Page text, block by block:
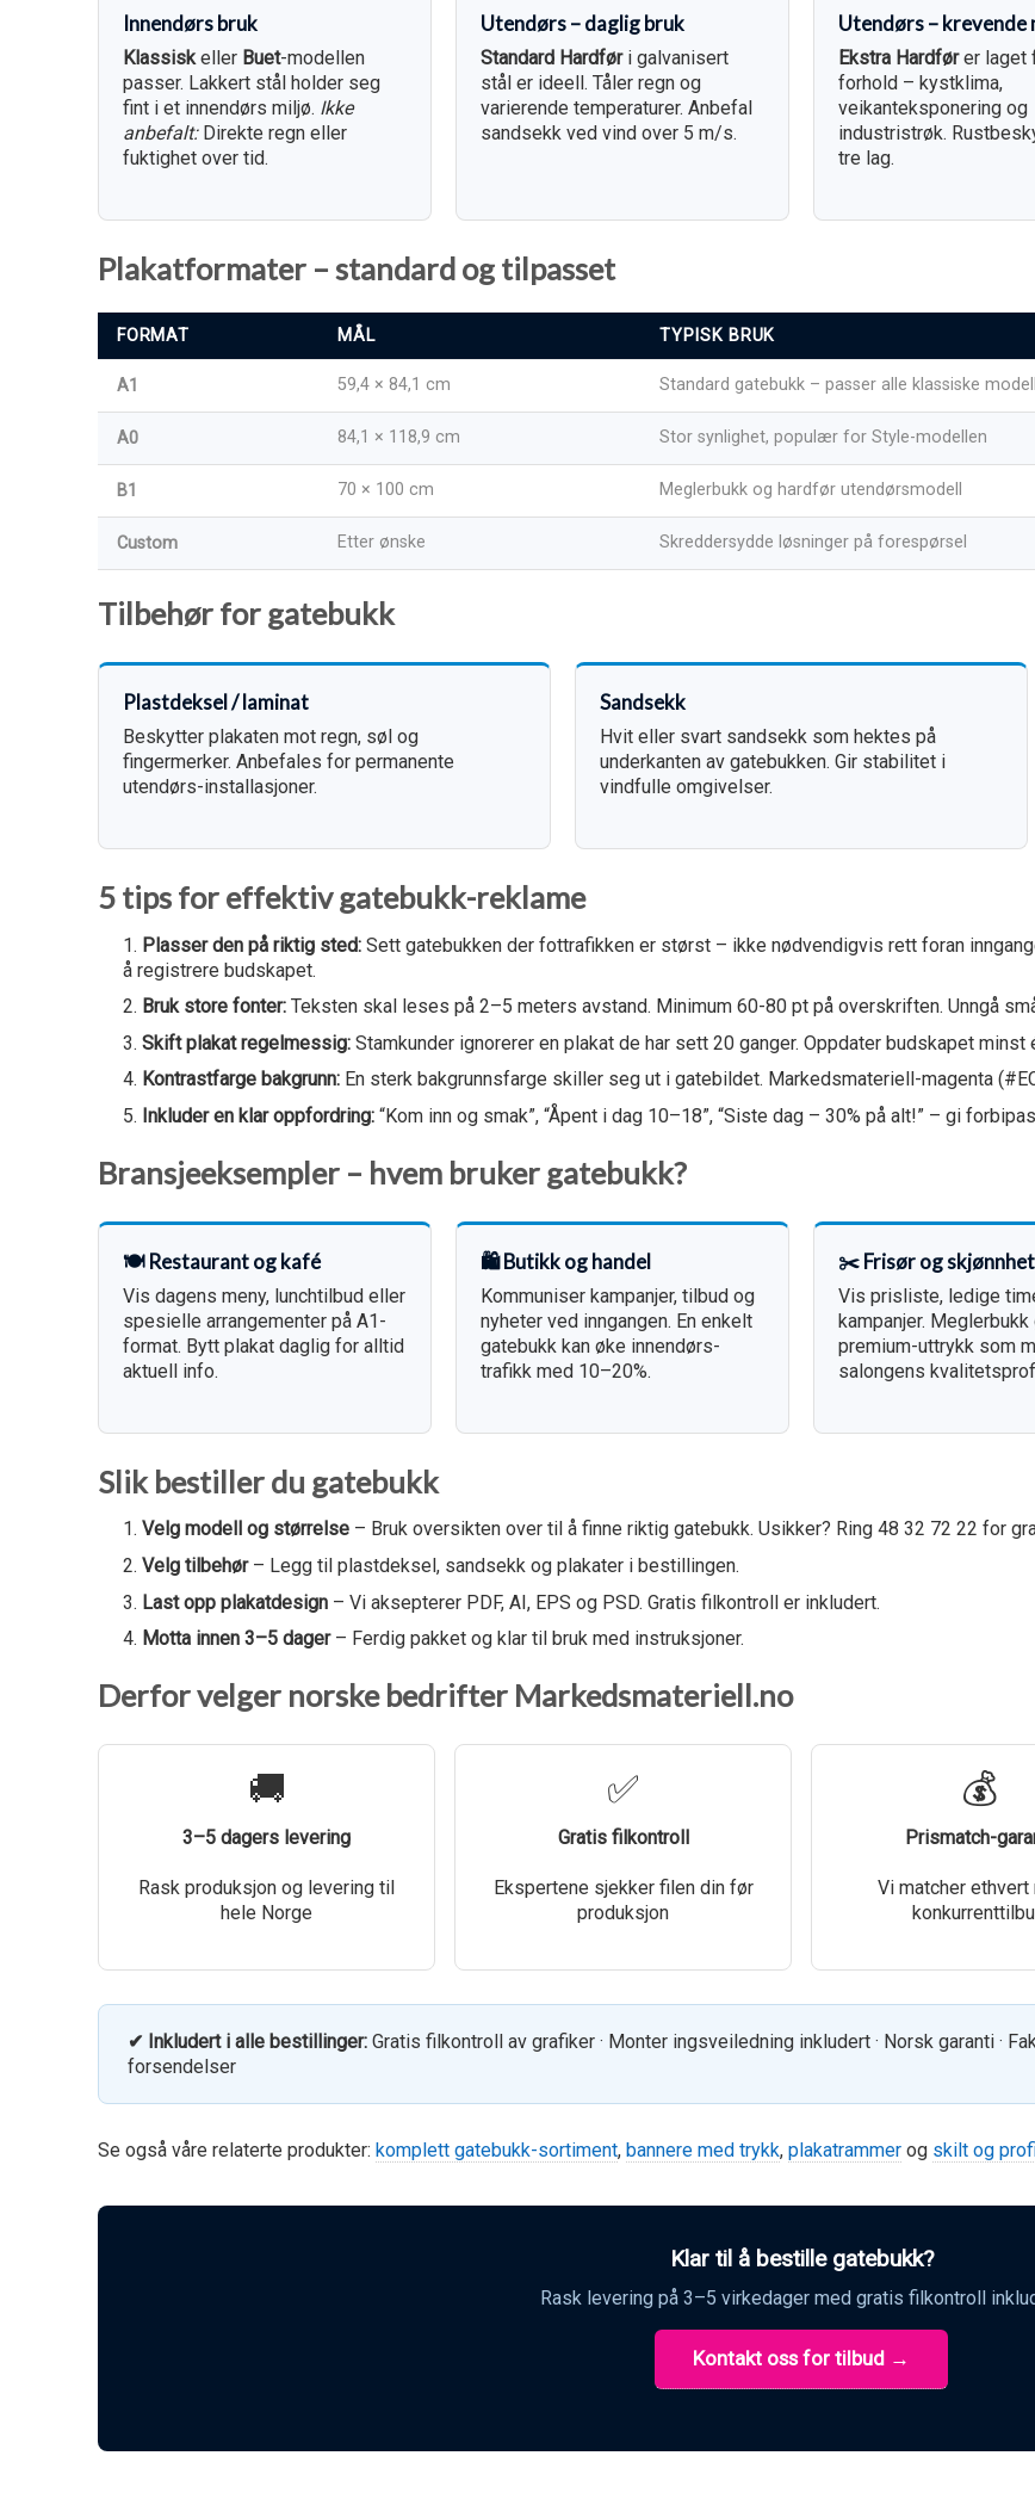
Innendørs bruk
Klassiskeller Buet-modellen
passer. Lakkert stål holder seg
fint i et innendørs miljø. Ikke
anbefalt:Direkte regn eller
fuktighet over tid.
Utendørs – daglig bruk
Standard Hardføri galvanisert
stål er ideell. Tåler regn og
varierende temperaturer. Anbefal
sandsekk ved vind over 5 m/s.
Utendørs – krevende
Ekstra Hardfører laget
forhold – kystklima,
veikanteksponering og
industristrøk.
tre lag.
Plakatformater – standard og tilpasset
FORMAT MÅL TYPISK BRUK
A1 59,4 × 84,1 cm Standard gatebukk – passer alle klassiske
A0 84,1 × 118,9 cm Stor synlighet, populær for Style-modellen
B1 70 × 100 cm Meglerbukk og hardfør utendørsmodell
Custom Etter ønske Skreddersydde løsninger på forespørsel
Tilbehør for gatebukk
Plastdeksel / laminat
Beskytter plakaten mot regn, søl og
fingermerker. Anbefales for permanente
utendørs-installasjoner.
Sandsekk
Hvit eller svart sandsekk som hektes på
underkanten av gatebukken. Gir stabilitet i
vindfulle omgivelser.
5 tips for effektiv gatebukk-reklame
Plasser den på riktig sted: Sett gatebukken der fottrafikken er størst – ikke nødvendigvis rett foran
å registrere budskapet.
Bruk store fonter: Teksten skal leses på 2–5 meters avstand. Minimum 60-80 pt på overskriften. Unngå
Skift plakat regelmessig: Stamkunder ignorerer en plakat de har sett 20 ganger. Oppdater budskapet minst
Kontrastfarge bakgrunn: En sterk bakgrunnsfarge skiller seg ut i gatebildet. Markedsmateriell-magenta
Inkluder en klar oppfordring: “Kom inn og smak”, “Åpent i dag 10–18”, “Siste dag – 30% på alt!” – gi
Bransjeeksempler – hvem bruker gatebukk?
🍽️ Restaurant og kafé
Vis dagens meny, lunchtilbud eller
spesielle arrangementer på A1-
format. Bytt plakat daglig for alltid
aktuell info.
🛍️ Butikk og handel
Kommuniser kampanjer, tilbud og
nyheter ved inngangen. En enkelt
gatebukk kan øke innendørs-
trafikk med 10–20%.
✂️ Frisør og
Vis prisliste, ledige
kampanjer. Meglerbukk
premium-uttrykk som
salongens
Slik bestiller du gatebukk
Velg modell og størrelse – Bruk oversikten over til å finne riktig gatebukk. Usikker? Ring 48 32 72 22 for
Velg tilbehør– Legg til plastdeksel, sandsekk og plakater i bestillingen.
Last opp plakatdesign – Vi aksepterer PDF, AI, EPS og PSD. Gratis filkontroll er inkludert.
Motta innen 3–5 dager– Ferdig pakket og klar til bruk med instruksjoner.
Derfor velger norske bedrifter Markedsmateriell.no
🚚
3–5 dagers levering
Rask produksjon og levering til
hele Norge
✅
Gratis filkontroll
Ekspertene sjekker filen din før
produksjon
💰
Prismatch-
Vi matcher ethvert
✔ Inkludert i alle bestillinger: Gratis filkontroll av grafiker · Monter ingsveiledning inkludert · Norsk garanti ·
forsendelser
Se også våre relaterte produkter:komplett gatebukk-sortiment,bannere med trykk,plakatrammer og skilt og
Klar til å bestille gatebukk?
Rask levering på 3–5 virkedager med gratis filkontroll
Kontakt oss for tilbud →